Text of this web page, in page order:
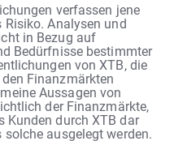
verfassen jene
Analysen und
in Bezug auf
Bedürfnisse bestimmter
von XTB, die
Finanzmärkten
Aussagen von
der Finanzmärkte,
Kunden durch XTB dar
ausgelegt werden.